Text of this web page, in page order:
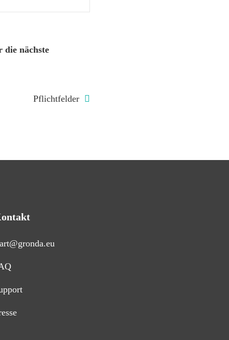
die nächste
Pflichtfelder